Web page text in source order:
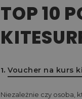
TOP 10
1. Voucher na kurs
Niezależnie czy osoba,